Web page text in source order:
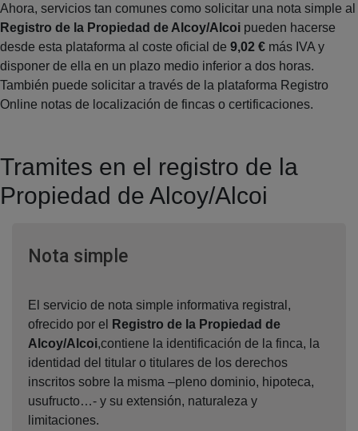
Ahora, servicios tan comunes como solicitar una nota simple al
Registro de la Propiedad de Alcoy/Alcoi pueden hacerse
desde esta plataforma al coste oficial de 9,02 € más IVA y
disponer de ella en un plazo medio inferior a dos horas.
También puede solicitar a través de la plataforma Registro
Online notas de localización de fincas o certificaciones.
Tramites en el registro de la
Propiedad de Alcoy/Alcoi
Nota simpleVentana nueva
El servicio de nota simple informativa registral,
ofrecido por el
Registro de la Propiedad de
Alcoy/Alcoi,contiene la identificación de la finca, la
identidad del titular o titulares de los derechos
inscritos sobre la misma –pleno dominio, hipoteca,
usufructo…- y su extensión, naturaleza y
limitaciones.